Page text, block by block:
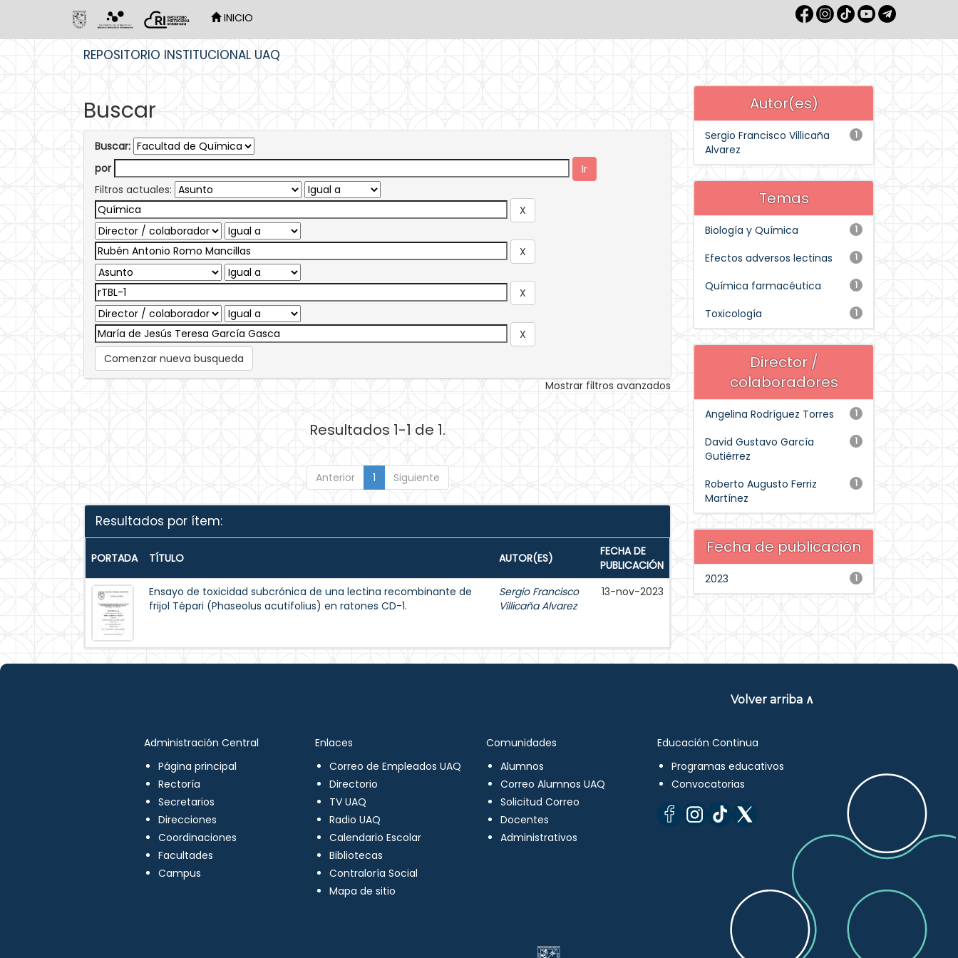
INICIO
REPOSITORIO INSTITUCIONAL UAQ
Buscar
Buscar:
por
Filtros actuales:
Comenzar nueva busqueda
Mostrar filtros avanzados
Resultados 1-1 de 1.
Anterior 1 Siguiente
Resultados por ítem:
PORTADA TÍTULO AUTOR(ES)
FECHA DE
PUBLICACIÓN
Ensayo de toxicidad subcrónica de una lectina recombinante de
frijol Tépari (Phaseolus acutifolius) en ratones CD-1.
Sergio Francisco
Villicaña Alvarez
13-nov-2023
Autor(es)
1
Sergio Francisco Villicaña
Alvarez
Temas
1
Biología y Química
1
Efectos adversos lectinas
1
Química farmacéutica
1
Toxicología
Director /
colaboradores
1
Angelina Rodríguez Torres
1
David Gustavo García
Gutiérrez
1
Roberto Augusto Ferriz
Martínez
Fecha de publicación
1
2023
Volver arriba ∧
Administración Central
Página principal
Rectoría
Secretarios
Direcciones
Coordinaciones
Facultades
Campus
Enlaces
Correo de Empleados UAQ
Directorio
TV UAQ
Radio UAQ
Calendario Escolar
Bibliotecas
Contraloría Social
Mapa de sitio
Comunidades
Alumnos
Correo Alumnos UAQ
Solicitud Correo
Docentes
Administrativos
Educación Continua
Programas educativos
Convocatorias